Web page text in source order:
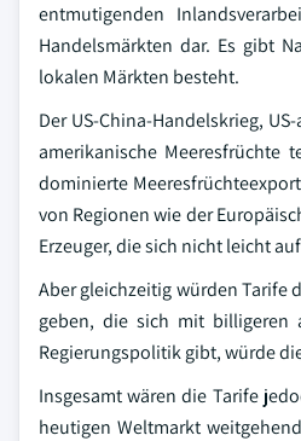
entmutigenden
Handelsmärkten dar. Es gibt
lokalen Märkten besteht.
Der US-China-Handelskrieg,
amerikanische Meeresfrüchte
dominierte
von Regionen wie der
Erzeuger, die sich nicht leicht
Aber gleichzeitig würden Tarife
geben, die sich mit billigeren
Regierungspolitik gibt, würde
Insgesamt wären die Tarife
heutigen Weltmarkt